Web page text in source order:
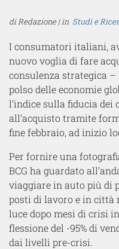
di Redazione | in Studi e
I consumatori italiani,
nuovo voglia di fare
consulenza strategica –
polso delle economie
l’indice sulla fiducia dei
all’acquisto tramite
fine febbraio, ad inizio
Per fornire una
BCG ha guardato
viaggiare in auto più di
posti di lavoro e in città
luce dopo mesi di crisi
flessione del -95% di
dai livelli pre-crisi.